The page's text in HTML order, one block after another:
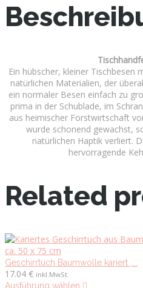
Ein hübscher, kleiner Tischbesen
natürlichen Materialien, der
ein normaler Besen einfach zu
prima in der Schublade, im
aus heimischer Forstwirtschaft
wurde schonend gewachst,
natürlichen Haptik verliert.
hervorragende
Related
Geschirrtuch Baumwolle kariert ,...
17.04 € inkl.MwSt.
Ausführung wählen Dieses